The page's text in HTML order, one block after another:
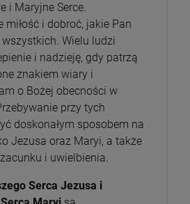
i Maryjne Serce.
miłość i dobroć, jakie Pan
Wielu ludzi
i nadzieję, gdy patrzą
znakiem wiary i
o Bożej obecności w
przy tych
doskonałym sposobem na
Jezusa oraz Maryi, a także
i uwielbienia.
Serca Jezusa i